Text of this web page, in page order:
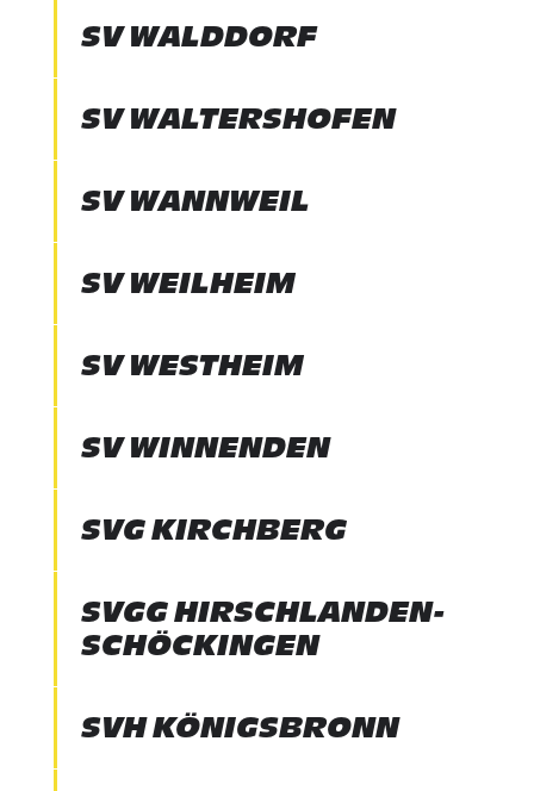
SV WALDDORF
SV WALTERSHOFEN
SV WANNWEIL
SV WEILHEIM
SV WESTHEIM
SV WINNENDEN
SVG KIRCHBERG
SVGG HIRSCHLANDEN-
SCHÖCKINGEN
SVH KÖNIGSBRONN